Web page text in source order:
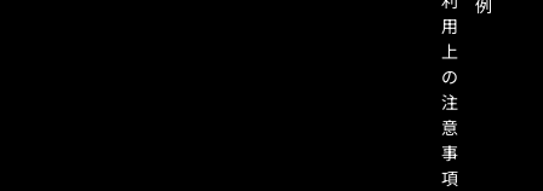
用
上
の
注
意
事
項